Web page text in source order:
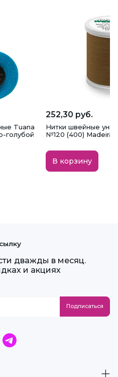
Tuana
голубой
252,30 руб.
Нитки швейные
№120 (400) Madeira,
В корзину
дважды в месяц.
и акциях